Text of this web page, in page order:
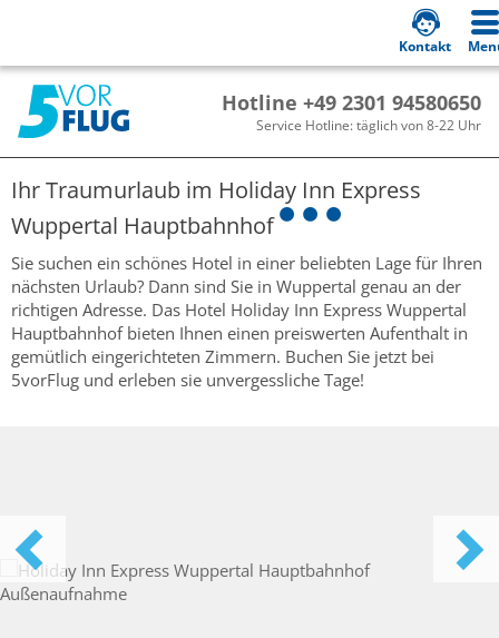
Hotline +49 2301 94580650
Service Hotline: täglich von 8-22 Uhr
Kontakt
Ihr Traumurlaub im Holiday Inn Express
Wuppertal Hauptbahnhof
Sie suchen ein schönes Hotel in einer beliebten Lage für Ihren
nächsten Urlaub? Dann sind Sie in Wuppertal genau an der
richtigen Adresse. Das Hotel Holiday Inn Express Wuppertal
Hauptbahnhof bieten Ihnen einen preiswerten Aufenthalt in
gemütlich eingerichteten Zimmern. Buchen Sie jetzt bei
5vorFlug und erleben sie unvergessliche Tage!